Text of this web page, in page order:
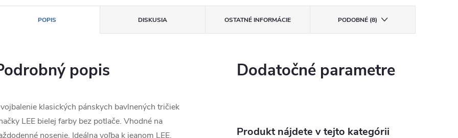
POPIS DISKUSIA OSTATNÉ INFORMÁCIE PODOBNÉ (8)
popis
klasických pánskych bavlnených tričiek
LEE bielej farby bez potlače. Vhodné na
nosenie. Ideálna voľba k jeanom LEE.
Dodatočné parametre
Produkt nájdete v tejto kategórii